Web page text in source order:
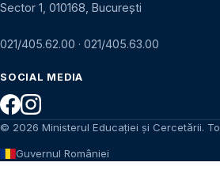
Sector 1, 010168, București
021/405.62.00 · 021/405.63.00
SOCIAL MEDIA
© 2026 Ministerul Educației și Cercetării.
Guvernul României